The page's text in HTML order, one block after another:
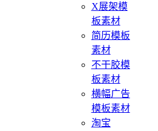
X展架模
板素材
简历模板
素材
不干胶模
板素材
横幅广告
模板素材
淘宝